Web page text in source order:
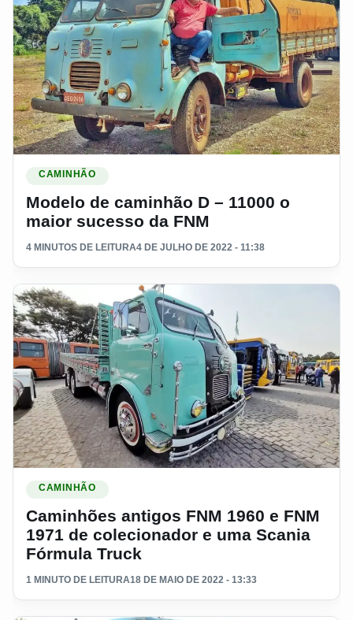
CAMINHÃO
Modelo de caminhão D – 11000 o
maior sucesso da FNM
4 MINUTOS DE LEITURA4 DE JULHO DE 2022 - 11:38
CAMINHÃO
Caminhões antigos FNM 1960 e FNM
1971 de colecionador e uma Scania
Fórmula Truck
1 MINUTO DE LEITURA18 DE MAIO DE 2022 - 13:33